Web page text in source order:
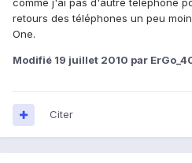
comme j'ai pas d'autre téléphone
retours des téléphones un peu
One.
Modifié 19 juillet 2010 par
Citer